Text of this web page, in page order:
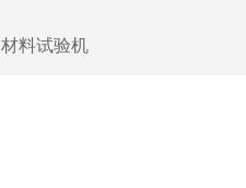
料试验机